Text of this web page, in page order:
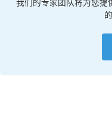
我们的专家团队将为您提